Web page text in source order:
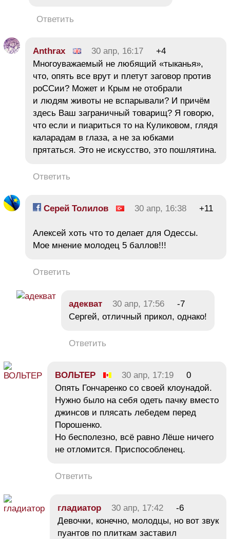
Ответить
Anthrax 30 апр, 16:17
+4
Многоуважаемый не любящий «тыканья»,
что, опять все врут и плетут заговор против
роССии? Может и Крым не отобрали
и людям животы не вспарывали? И причём
здесь Ваш заграничный товарищ? Я говорю,
что если и пиариться то на Куликовом, глядя
каларадам в глаза, а не за юбками
прятаться. Это не искусство, это пошлятина.
Ответить
Серей Толилов 30 апр, 16:38 +11
Алексей хоть что то делает для Одессы.
Мое мнение молодец 5 баллов!!!
Ответить
адекват 30 апр, 17:56
-7
Сергей, отличный прикол, однако!
Ответить
ВОЛЬТЕР 30 апр, 17:19
0
Опять Гончаренко со своей клоунадой.
Нужно было на себя одеть пачку вместо
джинсов и плясать лебедем перед
Порошенко.
Но бесполезно, всё равно Лёше ничего
не отломится. Приспособленец.
Ответить
гладиатор 30 апр, 17:42
-6
Девочки, конечно, молодцы, но вот звук
пуантов по плиткам заставил